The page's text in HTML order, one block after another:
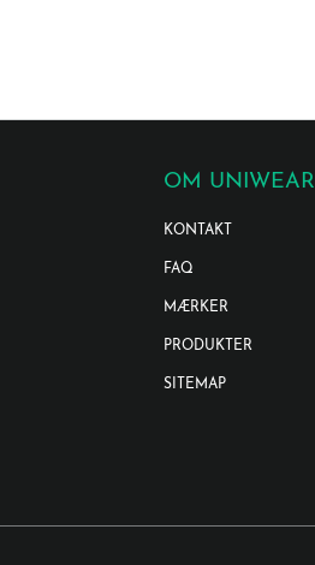
OM UNIWEAR
KONTAKT
FAQ
MÆRKER
PRODUKTER
SITEMAP